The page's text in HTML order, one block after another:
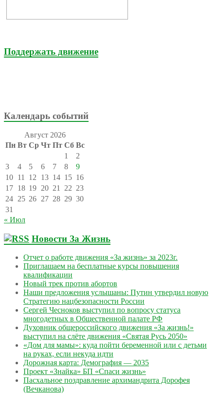
Поддержать движение
Календарь событий
Август 2026
Пн Вт Ср Чт Пт Сб Вс
1
2
3
4 5 6 7 8
9
10 11 12 13 14 15 16
17 18 19 20 21 22 23
24 25 26 27 28 29 30
31
« Июл
Новости За Жизнь
Отчет о работе движения «За жизнь» за 2023г.
Приглашаем на бесплатные курсы повышения
квалификации
Новый трек против абортов
Наши предложения услышаны: Путин утвердил новую
Стратегию нацбезопасности России
Сергей Чесноков выступил по вопросу статуса
многодетных в Общественной палате РФ
Духовник общероссийского движения «За жизнь!»
выступил на слёте движения «Святая Русь 2050»
«Дом для мамы»: куда пойти беременной или с детьми
на руках, если некуда идти
Дорожная карта: Демография — 2035
Проект «Знайка» БП «Спаси жизнь»
Пасхальное поздравление архимандрита Дорофея
(Вечканова)